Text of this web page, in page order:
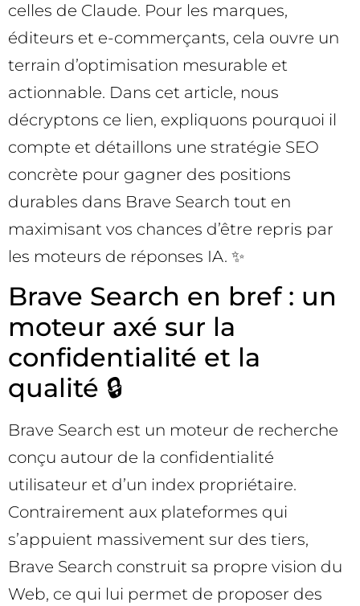
celles de Claude. Pour les marques,
éditeurs et e-commerçants, cela ouvre un
terrain d’optimisation mesurable et
actionnable. Dans cet article, nous
décryptons ce lien, expliquons pourquoi il
compte et détaillons une stratégie SEO
concrète pour gagner des positions
durables dans Brave Search tout en
maximisant vos chances d’être repris par
les moteurs de réponses IA. ✨
Brave Search en bref : un
moteur axé sur la
confidentialité et la
qualité 🔒
Brave Search est un moteur de recherche
conçu autour de la confidentialité
utilisateur et d’un index propriétaire.
Contrairement aux plateformes qui
s’appuient massivement sur des tiers,
Brave Search construit sa propre vision du
Web, ce qui lui permet de proposer des